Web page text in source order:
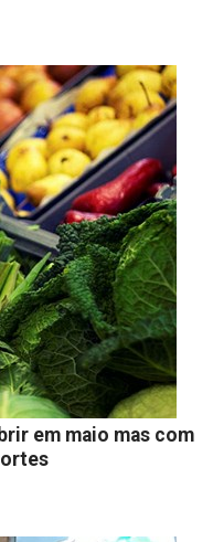
em maio mas com